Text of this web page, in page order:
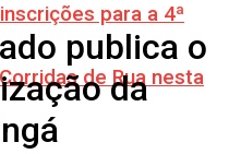
para a 4ª
de Rua nesta
publica o
da